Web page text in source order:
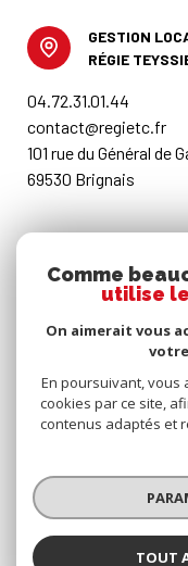
GESTION
RÉGIE
04.72.31.01.44
contact@regietc.fr
101 rue du Général de
69530 Brignais
Nos honoraires
Mentions légales
Politique RGPD
Cookies
© 2026 | Tous droits
Comme
utilise
On aimerait vous
En poursuivant, vous
cookies par ce site,
contenus adaptés et
TOUT